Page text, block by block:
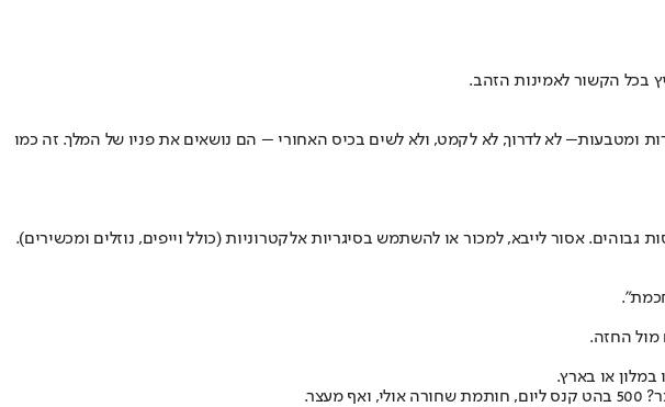
בכל הקשור לאמינות הזהב.
ומטבעות– לא לדרוך, לא לקמט, ולא לשים בכיס האחורי – הם נושאים את פניו של המלך. זה כמו
אסור לייבא, למכור או להשתמש בסיגריות אלקטרוניות (כולל וייפים, נוזלים ומכשירים).
במלון או בארץ.